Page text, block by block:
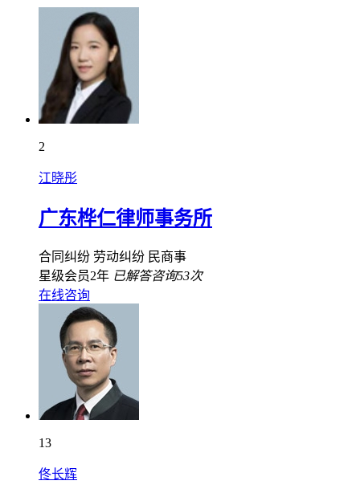
2
江晓彤
广东桦仁律师事务所
合同纠纷 劳动纠纷 民商事
星级会员2年 已解答咨询53次
在线咨询
13
佟长辉